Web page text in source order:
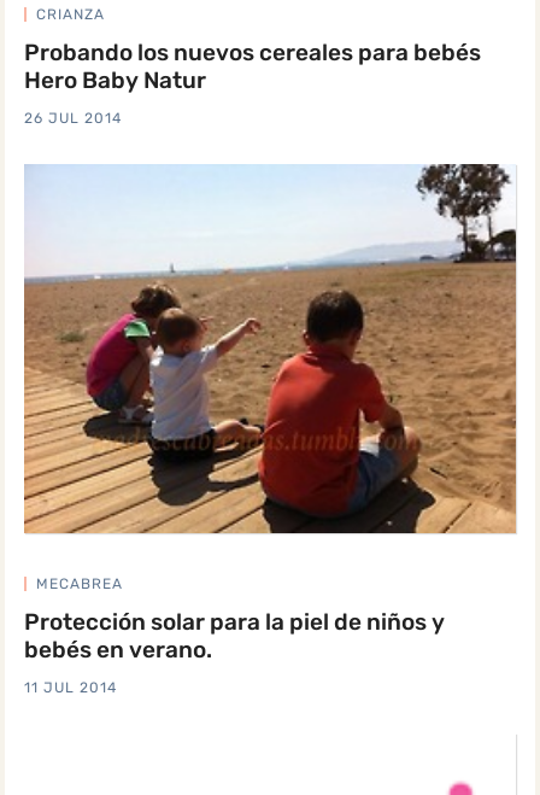
CRIANZA
Probando los nuevos cereales para bebés
Hero Baby Natur
26 JUL 2014
MECABREA
Protección solar para la piel de niños y
bebés en verano.
11 JUL 2014